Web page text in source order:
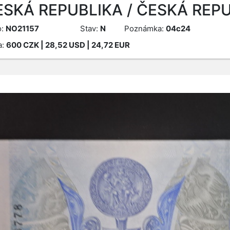
REPUBLIKA / ČESKÁ
NO21157 Stav: N Poznámka: 04c24
600CZK| 28,52 USD | 24,72 EUR